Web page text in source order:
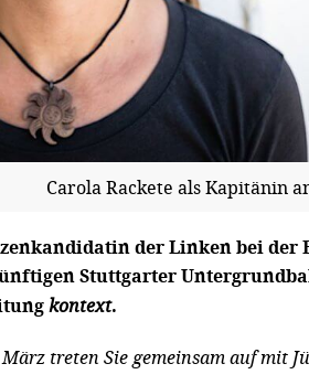
Carola Rackete als Kapitänin
der Linken bei der
Stuttgarter
kontext.
treten Sie gemeinsam auf mit